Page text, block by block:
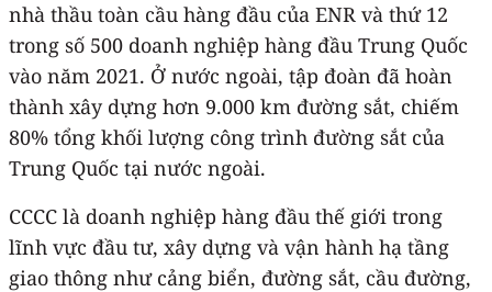
nhà thầu toàn cầu hàng đầu của ENR và thứ 12
trong số 500 doanh nghiệp hàng đầu Trung Quốc
vào năm 2021. Ở nước ngoài, tập đoàn đã hoàn
thành xây dựng hơn 9.000 km đường sắt, chiếm
80% tổng khối lượng công trình đường sắt của
Trung Quốc tại nước ngoài.
CCCC là doanh nghiệp hàng đầu thế giới trong
lĩnh vực đầu tư, xây dựng và vận hành hạ tầng
giao thông như cảng biển, đường sắt, cầu đường,